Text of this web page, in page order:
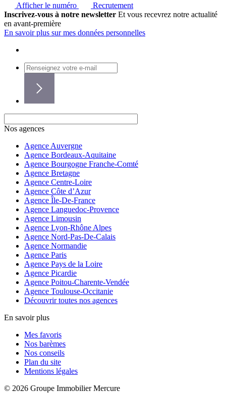
Afficher le numéro
Recrutement
Inscrivez-vous à notre newsletter Et vous recevrez notre actualité
en avant-première
En savoir plus sur mes données personnelles
Nos agences
Agence Auvergne
Agence Bordeaux-Aquitaine
Agence Bourgogne Franche-Comté
Agence Bretagne
Agence Centre-Loire
Agence Côte d’Azur
Agence Île-De-France
Agence Languedoc-Provence
Agence Limousin
Agence Lyon-Rhône Alpes
Agence Nord-Pas-De-Calais
Agence Normandie
Agence Paris
Agence Pays de la Loire
Agence Picardie
Agence Poitou-Charente-Vendée
Agence Toulouse-Occitanie
Découvrir toutes nos agences
En savoir plus
Mes favoris
Nos barèmes
Nos conseils
Plan du site
Mentions légales
© 2026 Groupe Immobilier Mercure